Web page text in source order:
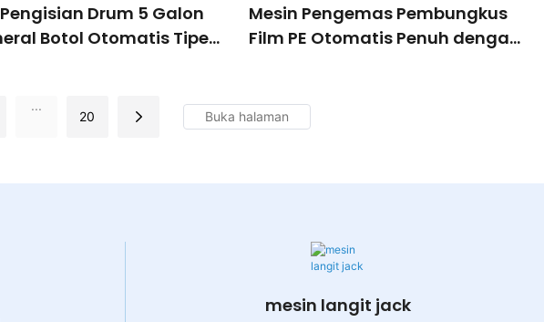
Drum 5 Galon
Botol Otomatis Tipe
Mesin Pengemas Pembungkus
Film PE Otomatis Penuh dengan
...
20
mesin langit jack